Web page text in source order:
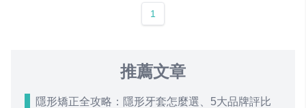
1
推薦文章
隱形矯正全攻略：隱形牙套怎麼選、5大品牌評比